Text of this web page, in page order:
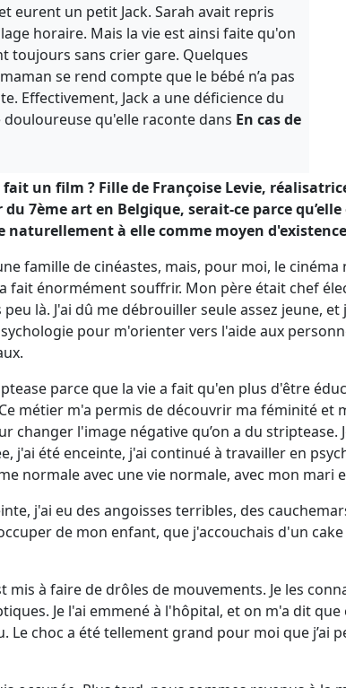
eurent un petit Jack. Sarah avait repris
horaire. Mais la vie est ainsi faite qu'on
toujours sans crier gare. Quelques
se rend compte que le bébé n’a pas
Effectivement, Jack a une déficience du
douloureuse qu'elle raconte dans En cas de
un film ? Fille de Françoise Levie,
7ème art en Belgique, serait-ce parce
naturellement à elle comme moyen
famille de cinéastes, mais, pour moi, le
fait énormément souffrir. Mon père était chef
là. J'ai dû me débrouiller seule assez jeune, et
pour m'orienter vers l'aide aux
parce que la vie a fait qu'en plus d'être
métier m'a permis de découvrir ma féminité et
changer l'image négative qu’on a du striptease.
j'ai été enceinte, j'ai continué à travailler en
normale avec une vie normale, avec mon mari
j'ai eu des angoisses terribles, des
de mon enfant, que j'accouchais d'un
mis à faire de drôles de mouvements. Je les
Je l'ai emmené à l'hôpital, et on m'a dit
choc a été tellement grand pour moi que j’ai